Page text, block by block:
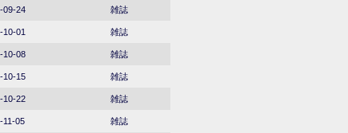
09-24 雑誌
10-01 雑誌
10-08 雑誌
10-15 雑誌
10-22 雑誌
11-05 雑誌